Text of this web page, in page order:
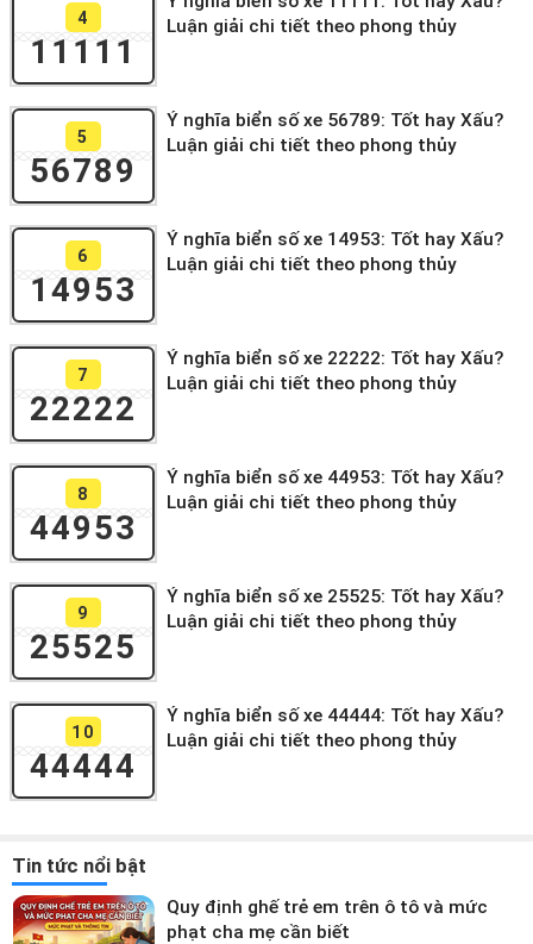
4
11111
Luận giải chi tiết theo phong thủy
5
56789
Ý nghĩa biển số xe 56789: Tốt hay Xấu?
Luận giải chi tiết theo phong thủy
6
14953
Ý nghĩa biển số xe 14953: Tốt hay Xấu?
Luận giải chi tiết theo phong thủy
7
22222
Ý nghĩa biển số xe 22222: Tốt hay Xấu?
Luận giải chi tiết theo phong thủy
8
44953
Ý nghĩa biển số xe 44953: Tốt hay Xấu?
Luận giải chi tiết theo phong thủy
9
25525
Ý nghĩa biển số xe 25525: Tốt hay Xấu?
Luận giải chi tiết theo phong thủy
10
44444
Ý nghĩa biển số xe 44444: Tốt hay Xấu?
Luận giải chi tiết theo phong thủy
Tin tức nổi bật
Quy định ghế trẻ em trên ô tô và mức
phạt cha mẹ cần biết